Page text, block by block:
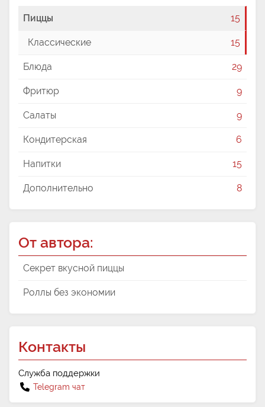
Пиццы 15
Классические 15
Блюда 29
Фритюр 9
Салаты 9
Кондитерская 6
Напитки 15
Дополнительно 8
От автора:
Секрет вкусной пиццы
Роллы без экономии
Контакты
Служба поддержки
Telegram чат